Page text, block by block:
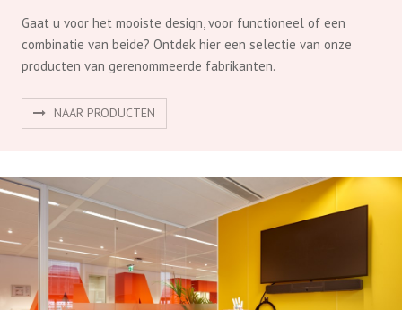
Gaat u voor het mooiste design, voor functioneel of een
combinatie van beide? Ontdek hier een selectie van onze
producten van gerenommeerde fabrikanten.
NAAR PRODUCTEN